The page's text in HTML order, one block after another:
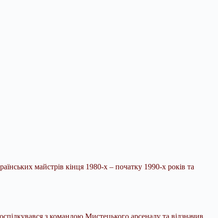
майстрів кінця 1980-х – початку 1990-х років та
з командою Мистецького арсеналу та відзначив